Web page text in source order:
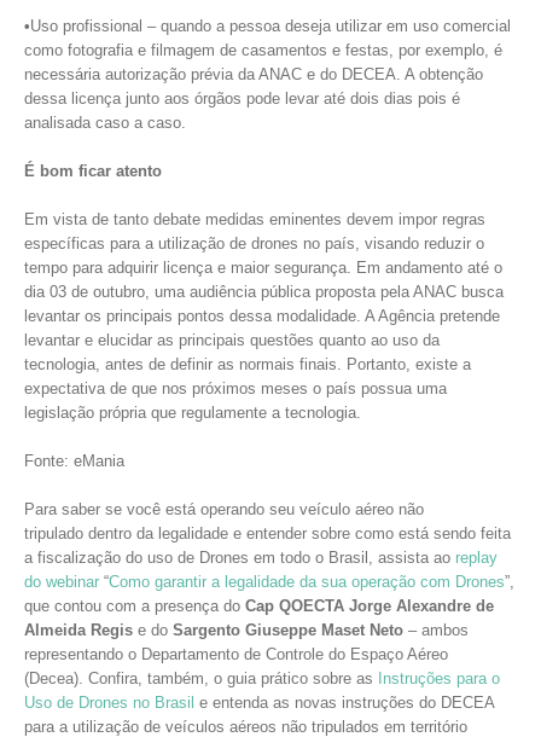
•Uso profissional – quando a pessoa deseja utilizar em uso comercial
como fotografia e filmagem de casamentos e festas, por exemplo, é
necessária autorização prévia da ANAC e do DECEA. A obtenção
dessa licença junto aos órgãos pode levar até dois dias pois é
analisada caso a caso.
É bom ficar atento
Em vista de tanto debate medidas eminentes devem impor regras
específicas para a utilização de drones no país, visando reduzir o
tempo para adquirir licença e maior segurança. Em andamento até o
dia 03 de outubro, uma audiência pública proposta pela ANAC busca
levantar os principais pontos dessa modalidade. A Agência pretende
levantar e elucidar as principais questões quanto ao uso da
tecnologia, antes de definir as normais finais. Portanto, existe a
expectativa de que nos próximos meses o país possua uma
legislação própria que regulamente a tecnologia.
Fonte: eMania
Para saber se você está operando seu veículo aéreo não
tripulado dentro da legalidade e entender sobre como está sendo feita
a fiscalização do uso de Drones em todo o Brasil, assista ao replay
do webinar “Como garantir a legalidade da sua operação com Drones”,
que contou com a presença do Cap QOECTA Jorge Alexandre de
Almeida Regis e do Sargento Giuseppe Maset Neto – ambos
representando o Departamento de Controle do Espaço Aéreo
(Decea). Confira, também, o guia prático sobre as Instruções para o
Uso de Drones no Brasil e entenda as novas instruções do DECEA
para a utilização de veículos aéreos não tripulados em território